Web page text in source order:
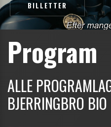
BILLETTER